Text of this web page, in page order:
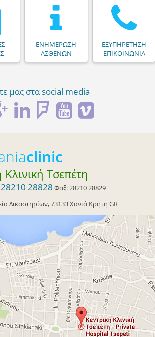
ΕΝΗΜΕΡΩΣΗ
ΑΣΘΕΝΩΝ
ΕΞΥΠΗΡΕΤΗΣΗ
ΕΠΙΚΟΙΝΩΝΙΑ
μας στα social media
clinic
Κλινική Τσεπέτη
28210 28828 Φαξ:28210 28829
Δικαστηρίων,73133Χανιά Κρήτη GR